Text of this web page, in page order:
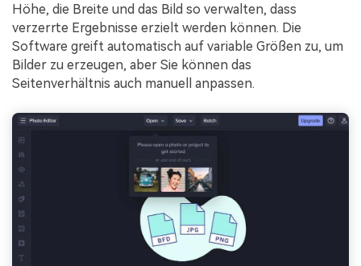
Höhe, die Breite und das Bild so verwalten, dass
verzerrte Ergebnisse erzielt werden können. Die
Software greift automatisch auf variable Größen zu, um
Bilder zu erzeugen, aber Sie können das
Seitenverhältnis auch manuell anpassen.